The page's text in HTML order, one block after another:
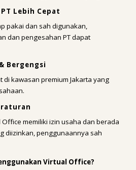
Lebih Cepat
pakai dan sah digunakan,
dan pengesahan PT dapat
Bergengsi
di kawasan premium Jakarta yang
memiliki izin usaha dan berada
diizinkan, penggunaannya sah
Virtual Office?